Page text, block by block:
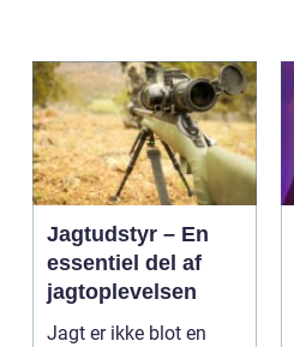
Jagtudstyr – En
essentiel del af
jagtoplevelsen
Jagt er ikke blot en